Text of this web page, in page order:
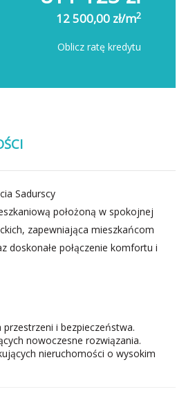
12 500,00 zł/m2
Oblicz ratę kredytu
Sadurscy
położoną w spokojnej
zapewniająca mieszkańcom
doskonałe połączenie komfortu i
przestrzeni i bezpieczeństwa.
nowoczesne rozwiązania.
nieruchomości o wysokim